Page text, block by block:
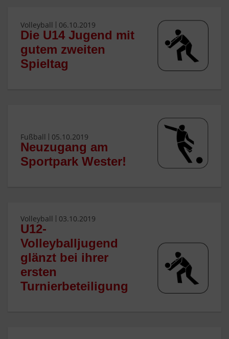
Volleyball 06.10.2019
Die U14 Jugend mit
gutem zweiten
Spieltag
Fußball 05.10.2019
Neuzugang am
Sportpark Wester!
Volleyball 03.10.2019
U12-
Volleyballjugend
glänzt bei ihrer
ersten
Turnierbeteiligung